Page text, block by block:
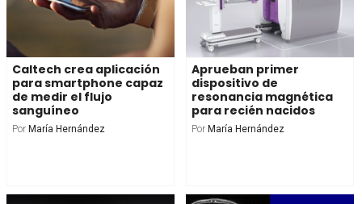
Caltech crea aplicación
para smartphone capaz
de medir el flujo
sanguíneo
Por María Hernández
Aprueban primer
dispositivo de
resonancia magnética
para recién nacidos
Por María Hernández